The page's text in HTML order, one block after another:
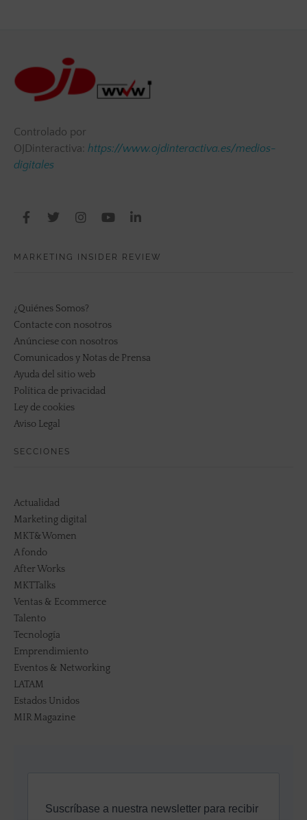
Controlado por
OJDinteractiva: https://www.ojdinteractiva.es/medios-
digitales
MARKETING INSIDER REVIEW
¿Quiénes Somos?
Contacte con nosotros
Anúnciese con nosotros
Comunicados y Notas de Prensa
Ayuda del sitio web
Política de privacidad
Ley de cookies
Aviso Legal
SECCIONES
Actualidad
Marketing digital
MKT&Women
A fondo
After Works
MKTTalks
Ventas & Ecommerce
Talento
Tecnología
Emprendimiento
Eventos & Networking
LATAM
Estados Unidos
MIR Magazine